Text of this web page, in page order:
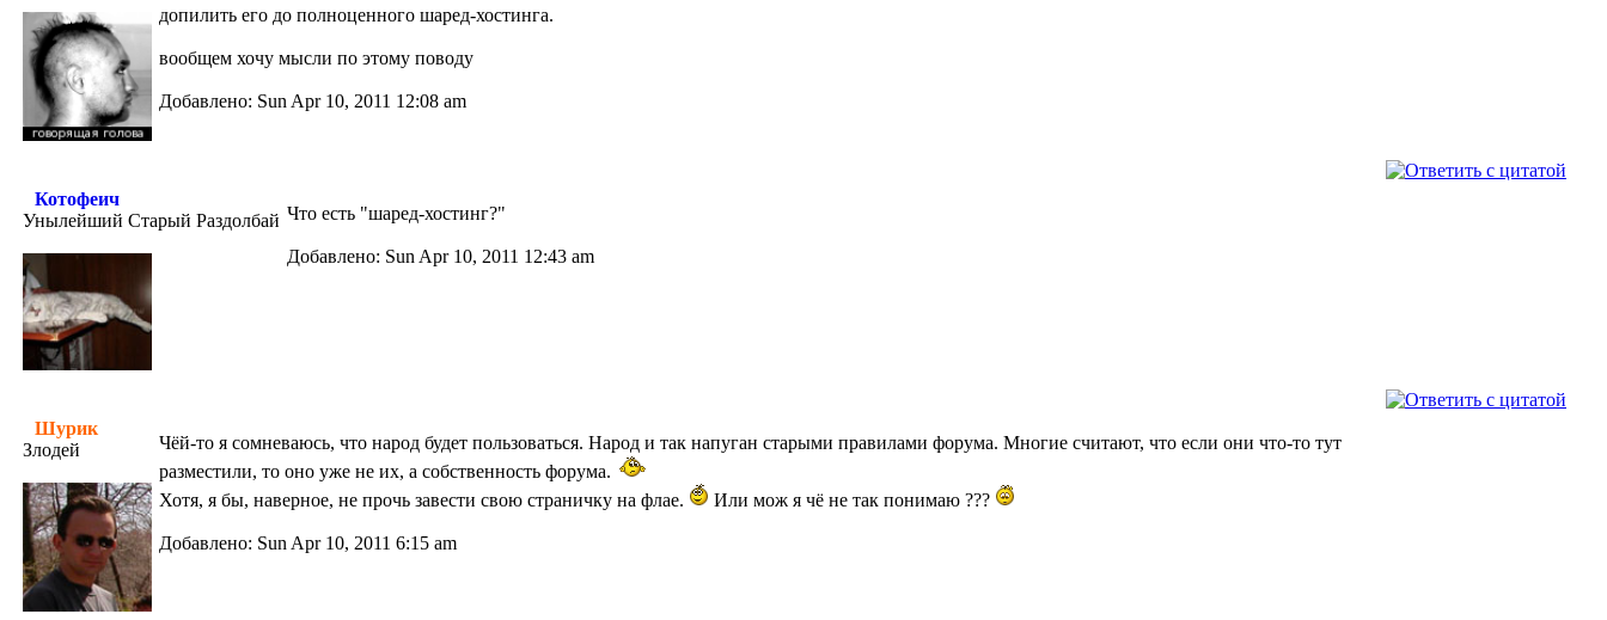
допилить его до полноценного шаред-хостинга.
вообщем хочу мысли по этому поводу
Добавлено: Sun Apr 10, 2011 12:08 am
Котофеич
Унылейший Старый Раздолбай Что есть "шаред-хостинг?"
Добавлено: Sun Apr 10, 2011 12:43 am
Шурик
Злодей
Чёй-то я сомневаюсь, что народ будет пользоваться. Народ и так напуган старыми правилами форума. Многие считают, что если они что-то тут
разместили, то оно уже не их, а собственность форума.
Хотя, я бы, наверное, не прочь завести свою страничку на флае.
Или мож я чё не так понимаю ???
Добавлено: Sun Apr 10, 2011 6:15 am